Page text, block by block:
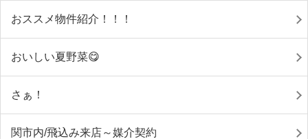
おススメ物件紹介！！！
おいしい夏野菜😋
さぁ！
関市内/飛込み来店～媒介契約